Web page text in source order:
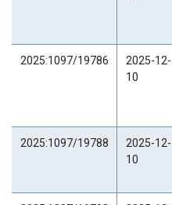
2025:1097/19786
2025-12-
10
2025:1097/19788
2025-12-
10